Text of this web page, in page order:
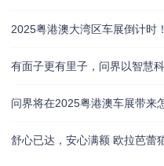
2025粤港澳大湾区车展倒计时
有面子更有里子，问界以智慧
舒心已达，安心满额 欧拉芭蕾